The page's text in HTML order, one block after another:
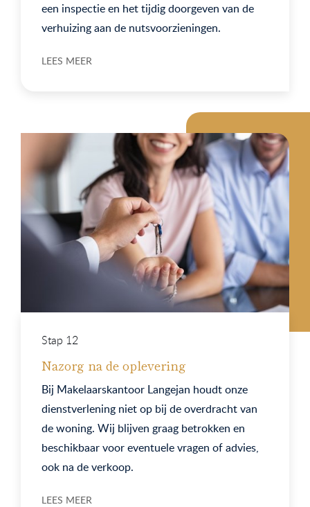
een inspectie en het tijdig doorgeven van de
verhuizing aan de nutsvoorzieningen.
LEES MEER
Stap 12
Nazorg na de oplevering
Bij Makelaarskantoor Langejan houdt onze
dienstverlening niet op bij de overdracht van
de woning. Wij blijven graag betrokken en
beschikbaar voor eventuele vragen of advies,
ook na de verkoop.
LEES MEER